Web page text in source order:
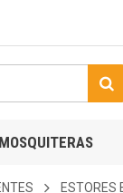
MOSQUITERAS
ESTORES